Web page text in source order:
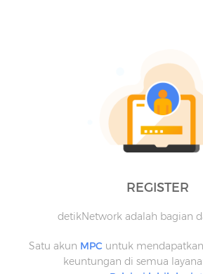
REGISTER
detikNetwork adalah bagian
Satu akun MPC untuk
keuntungan di semua